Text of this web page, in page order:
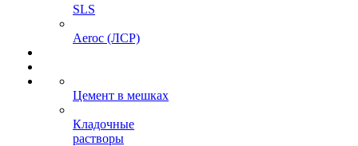
SLS
Aeroc (ЛСР)
Цемент в мешках
Кладочные
растворы